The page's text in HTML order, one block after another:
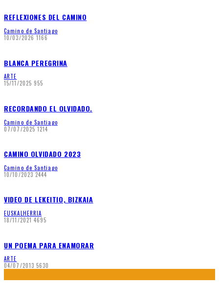
REFLEXIONES DEL CAMINO
Camino de Santiago
10/03/2026 1166
BLANCA PEREGRINA
ARTE
15/11/2025 955
RECORDANDO EL OLVIDADO.
Camino de Santiago
07/07/2025 1214
CAMINO OLVIDADO 2023
Camino de Santiago
10/10/2023 2444
VIDEO DE LEKEITIO, BIZKAIA
EUSKALHERRIA
18/11/2021 4695
UN POEMA PARA ENAMORAR
ARTE
04/07/2013 5630